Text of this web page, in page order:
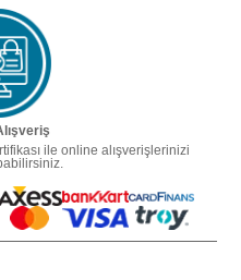
ile online alışverişlerinizi